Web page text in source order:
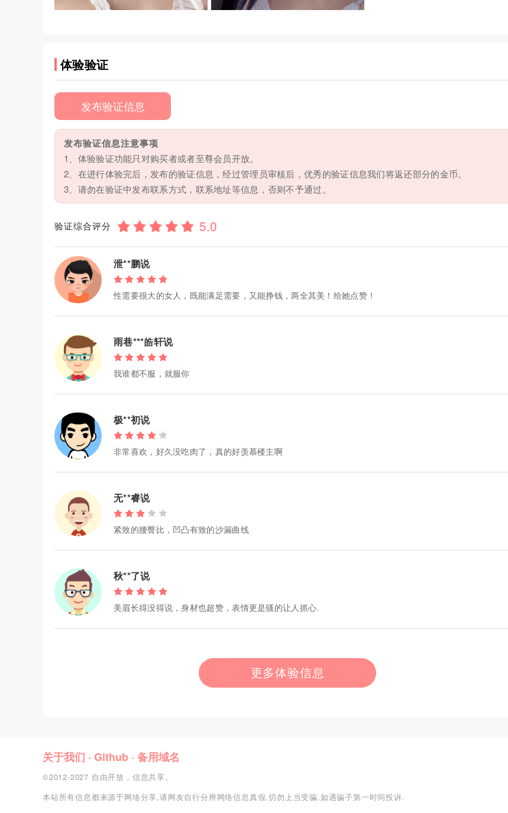
体验验证
发布验证信息
发布验证信息注意事项
1、体验验证功能只对购买者或者至尊会员开放。
2、在进行体验完后，发布的验证信息，经过管理员审核后，优秀的验证信息我们将返还部分的金币。
3、请勿在验证中发布联系方式，联系地址等信息，否则不予通过。
验证综合评分
泄**鹏说
性需要很大的女人，既能满足需要，又能挣钱，两全其美！给她点赞！
雨巷***皓轩说
我谁都不服，就服你
极**初说
非常喜欢，好久没吃肉了，真的好羡慕楼主啊
无**睿说
紧致的腰臀比，凹凸有致的沙漏曲线
秋**了说
美眉长得没得说，身材也超赞，表情更是骚的让人抓心.
更多体验信息
关于我们 · Github · 备用域名
©2012-2027 自由开放，信息共享。
本站所有信息都来源于网络分享,请网友自行分辨网络信息真假,切勿上当受骗,如遇骗子第一时间投诉.